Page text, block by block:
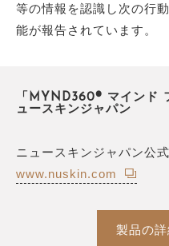
等の情報を認識し次の行
能が報告されています。
「MYND360® マインド
ュースキンジャパン
ニュースキンジャパン公
www.nuskin.com
製品の